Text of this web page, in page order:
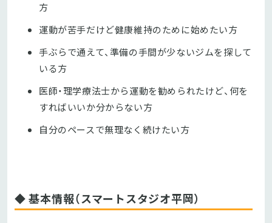
方
運動が苦手だけど健康維持のために始めたい方
手ぶらで通えて、準備の手間が少ないジムを探して
いる方
医師・理学療法士から運動を勧められたけど、何を
すればいいか分からない方
自分のペースで無理なく続けたい方
◆ 基本情報（スマートスタジオ平岡）